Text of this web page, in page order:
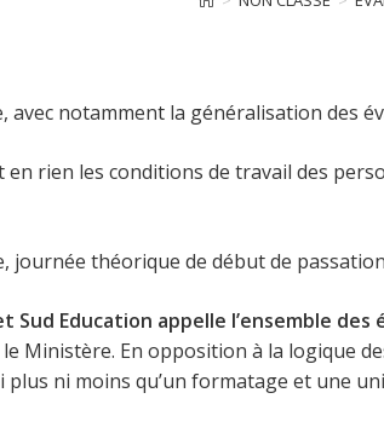
avec notamment la généralisation des
rien les conditions de travail des
théorique de début de
Sud Education appelle l’ensemble
Ministère. En opposition à la logique
ni moins qu’un formatage et une